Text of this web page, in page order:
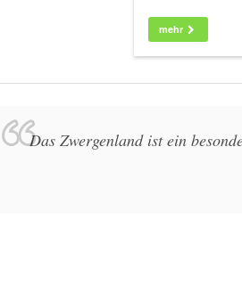
mehr
Das Zwergenland ist ein